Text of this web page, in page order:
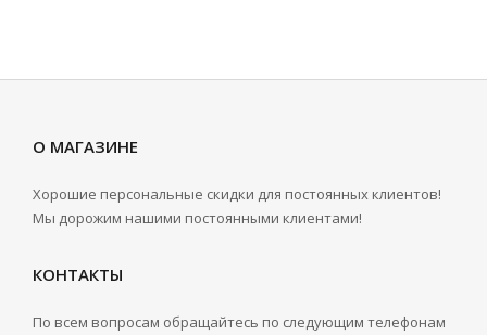
О МАГАЗИНЕ
Хорошие персональные скидки для постоянных клиентов!
Мы дорожим нашими постоянными клиентами!
КОНТАКТЫ
По всем вопросам обращайтесь по следующим телефонам